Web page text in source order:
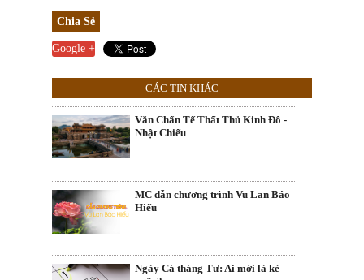
Chia Sẻ
Google +
CÁC TIN KHÁC
Văn Chẩn Tế Thất Thủ Kinh Đô -
Nhật Chiếu
MC dẫn chương trình Vu Lan Báo
Hiếu
Ngày Cá tháng Tư: Ai mới là kẻ